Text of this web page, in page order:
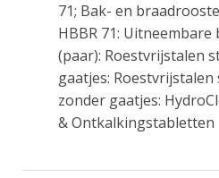
71; Bak- en
HBBR 71:
(paar): Roestvrijstalen
gaatjes:
zonder gaatjes:
& Ontkalkingstabletten